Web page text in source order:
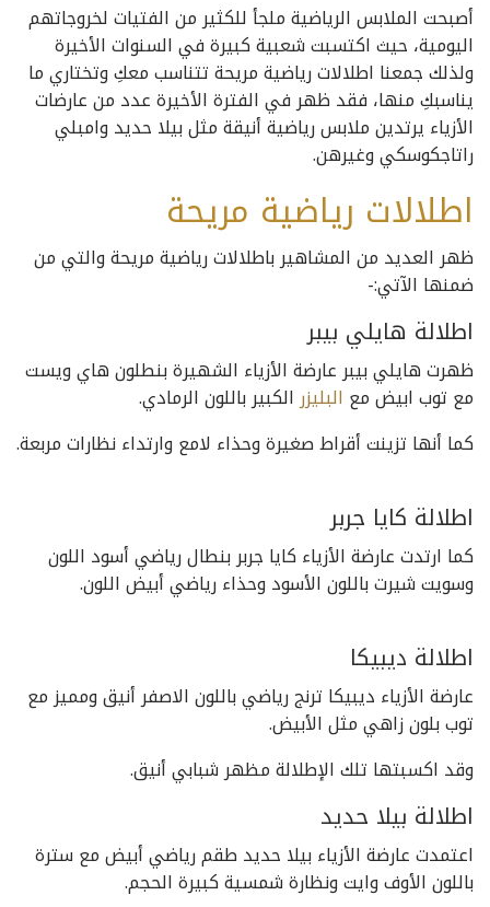
أصبحت الملابس الرياضية ملجأ للكثير من الفتيات لخروجاتهم
اليومية، حيث اكتسبت شعبية كبيرة في السنوات الأخيرة
ولذلك جمعنا اطلالات رياضية مريحة تتناسب معكِ وتختاري ما
يناسبكِ منها، فقد ظهر في الفترة الأخيرة عدد من عارضات
الأزياء يرتدين ملابس رياضية أنيقة مثل بيلا حديد وامبلي
راتاجكوسكي وغيرهن.
اطلالات رياضية مريحة
ظهر العديد من المشاهير باطلالات رياضية مريحة والتي من
ضمنها الآتي:-
اطلالة هايلي بيبر
ظهرت هايلي بيبر عارضة الأزياء الشهيرة بنطلون هاي ويست
مع توب ابيض مع البليزرالكبير باللون الرمادي.
كما أنها تزينت أقراط صغيرة وحذاء لامع وارتداء نظارات مربعة.
اطلالة كايا جربر
كما ارتدت عارضة الأزياء كايا جربر بنطال رياضي أسود اللون
وسويت شيرت باللون الأسود وحذاء رياضي أبيض اللون.
اطلالة ديبيكا
عارضة الأزياء ديبيكا ترنج رياضي باللون الاصفر أنيق ومميز مع
توب بلون زاهي مثل الأبيض.
وقد اكسبتها تلك الإطلالة مظهر شبابي أنيق.
اطلالة بيلا حديد
اعتمدت عارضة الأزياء بيلا حديد طقم رياضي أبيض مع سترة
باللون الأوف وايت ونظارة شمسية كبيرة الحجم.